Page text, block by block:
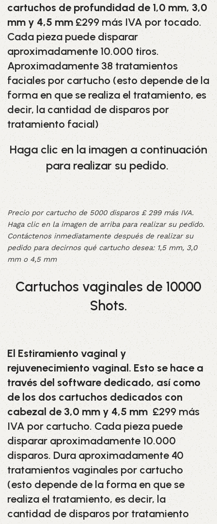
cartuchos de profundidad de 1,0 mm, 3,0
mm y 4,5 mm£299 más IVA por tocado.
Cada pieza puede disparar
aproximadamente 10.000 tiros.
Aproximadamente 38 tratamientos
faciales por cartucho (esto depende de la
forma en que se realiza el tratamiento, es
decir, la cantidad de disparos por
tratamiento facial)
Haga clic en la imagen a continuación
para realizar su pedido.
Precio por cartucho de 5000 disparos £ 299 más IVA.
Haga clic en la imagen de arriba para realizar su pedido.
Contáctenos inmediatamente después de realizar su
pedido para decirnos qué cartucho desea: 1,5 mm, 3,0
mm o 4,5 mm
Cartuchos vaginales de 10000
Shots.
El Estiramiento vaginal y
rejuvenecimiento vaginal. Esto se hace a
través del software dedicado, así como
de los dos cartuchos dedicados con
cabezal de 3,0 mm y 4,5 mm£299 más
IVA por cartucho. Cada pieza puede
disparar aproximadamente 10.000
disparos. Dura aproximadamente 40
tratamientos vaginales por cartucho
(esto depende de la forma en que se
realiza el tratamiento, es decir, la
cantidad de disparos por tratamiento